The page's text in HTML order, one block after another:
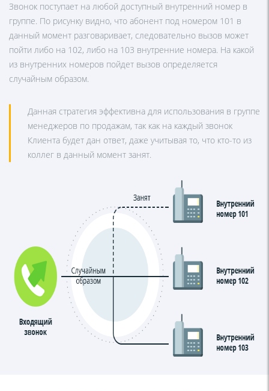
Звонок поступает на любой доступный внутренний номер в
группе. По рисунку видно, что абонент под номером 101 в
данный момент разговаривает, следовательно вызов может
пойти либо на 102, либо на 103 внутренние номера. На какой
из внутренних номеров пойдет вызов определяется
случайным образом.
Данная стратегия эффективна для использования в группе
менеджеров по продажам, так как на каждый звонок
Клиента будет дан ответ, даже учитывая то, что кто-то из
коллег в данный момент занят.